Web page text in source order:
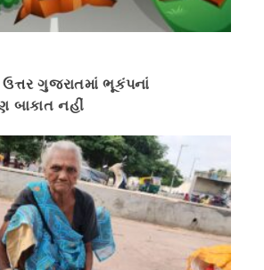
ગુજરાતમાં ભૂકંપનાં
બાકાત નહીં